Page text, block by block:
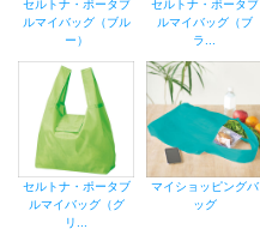
セルトナ・ポータブ
ルマイバッグ（ブル
ー）
セルトナ・ポータブ
ルマイバッグ（ブ
ラ...
セルトナ・ポータブ
ルマイバッグ（グ
リ...
マイショッピングバ
ッグ